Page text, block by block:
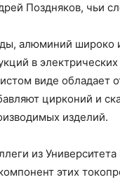
Поздняков, чьи
алюминий широко
в
виде обладает
цирконий и
изделий.
из
этих